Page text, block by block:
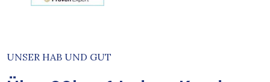
UNSER HAB UND GUT